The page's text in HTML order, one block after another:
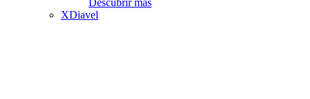
Descubrir más
XDiavel